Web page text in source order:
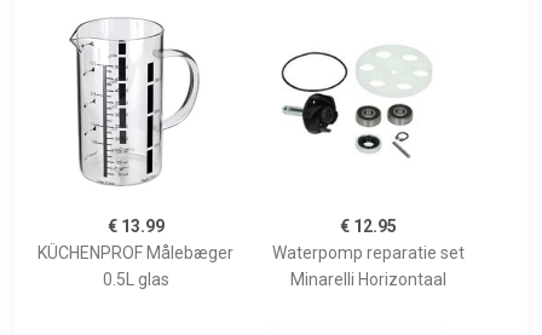
€ 13.99
KÜCHENPROF Målebæger
0.5L glas
€ 12.95
Waterpomp reparatie set
Minarelli Horizontaal